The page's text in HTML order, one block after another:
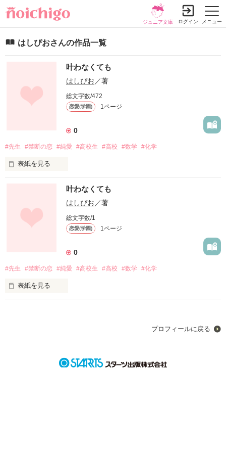
メニュー
ジュニア文庫 ログイン
はしぴおさんの作品一覧
叶わなくても
はしぴお ／著
総文字数/472
恋愛(学園) 1ページ
0
#先生 #禁断の恋 #純愛 #高校生 #高校 #数学 #化学
表紙を見る
                              ×
田中 優太(たなか ゆうた) 26歳 化学教師
                              ×
向井 翼 (むかい つばさ) 28歳 数学教師
作品を読む
叶わなくても
はしぴお ／著
総文字数/1
恋愛(学園) 1ページ
0
#先生 #禁断の恋 #純愛 #高校生 #高校 #数学 #化学
表紙を見る
プロフィールに戻る